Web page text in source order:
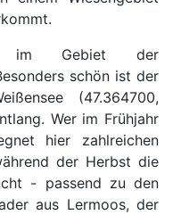
im Gebiet der
schön ist der
(47.364700,
Wer im Frühjahr
hier zahlreichen
der Herbst die
- passend zu den
aus Lermoos, der